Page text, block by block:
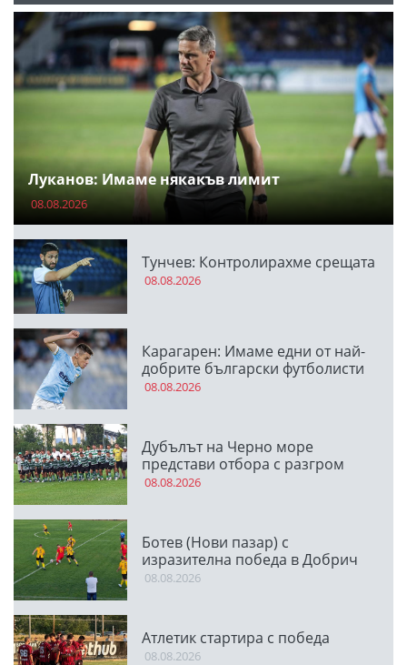
Луканов: Имаме някакъв лимит
08.08.2026
Тунчев: Контролирахме срещата
08.08.2026
Карагарен: Имаме едни от най-
добрите български футболисти
08.08.2026
Дубълът на Черно море
представи отбора с разгром
08.08.2026
Ботев (Нови пазар) с
изразителна победа в Добрич
08.08.2026
Атлетик стартира с победа
08.08.2026